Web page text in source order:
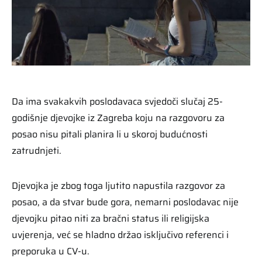
Da ima svakakvih poslodavaca svjedoči slučaj 25-
godišnje djevojke iz Zagreba koju na razgovoru za
posao nisu pitali planira li u skoroj budućnosti
zatrudnjeti.
Djevojka je zbog toga ljutito napustila razgovor za
posao, a da stvar bude gora, nemarni poslodavac nije
djevojku pitao niti za bračni status ili religijska
uvjerenja, već se hladno držao isključivo referenci i
preporuka u CV-u.